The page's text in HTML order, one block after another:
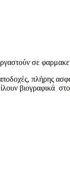
σε
πλήρης
βιογραφικά στο